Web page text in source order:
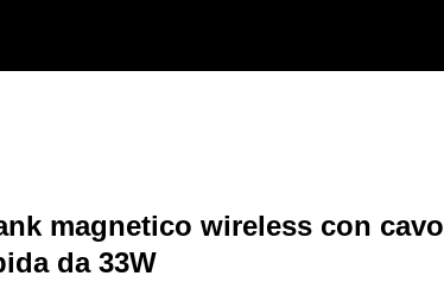
magnetico wireless con cavo
da 33W